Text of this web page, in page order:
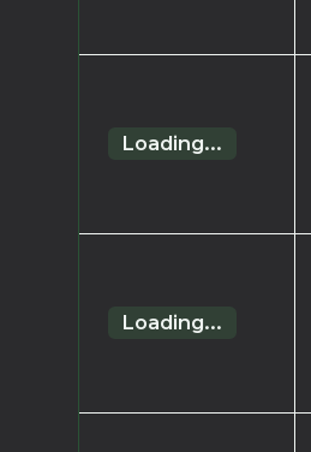
Loading...
Loading...